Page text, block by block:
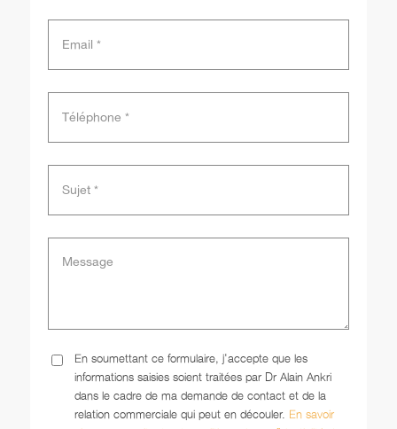
En soumettant ce formulaire, j'accepte que les
informations saisies soient traitées par Dr Alain Ankri
dans le cadre de ma demande de contact et de la
relation commerciale qui peut en découler. En savoir